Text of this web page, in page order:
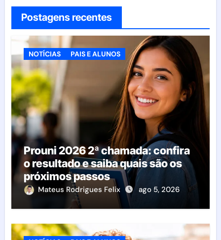
Postagens recentes
NOTÍCIAS PAIS E ALUNOS
Prouni 2026 2ª chamada: confira
o resultado e saiba quais são os
próximos passos
Mateus Rodrigues Felix ago 5, 2026